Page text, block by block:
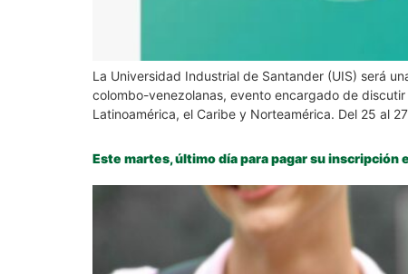
La Universidad Industrial de Santander (UIS) será
colombo-venezolanas, evento encargado de
Latinoamérica, el Caribe y Norteamérica. Del 25 al
Este martes, último día para pagar su inscripción